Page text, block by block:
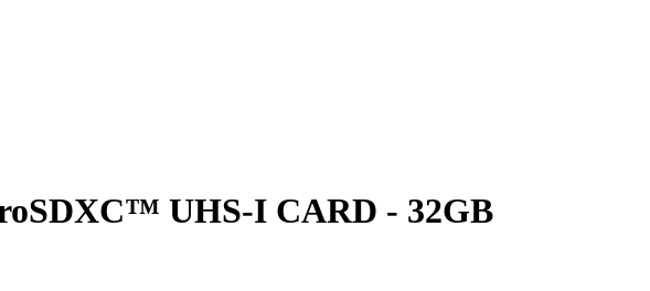
UHS-I CARD - 32GB